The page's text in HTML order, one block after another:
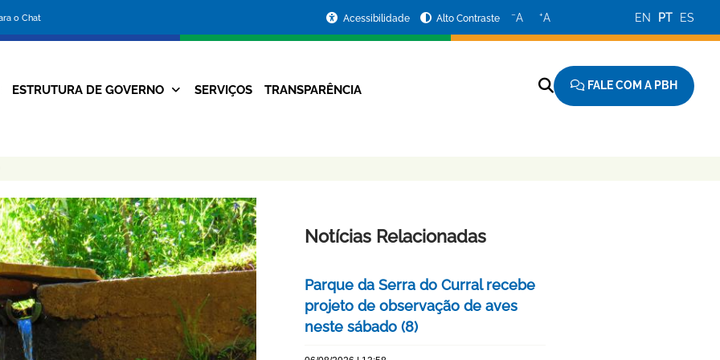
o Chat
da
Prefeitura
Acessibilidade Alto Contraste −A +A EN PT ES
Navegação
ESTRUTURA DE GOVERNO SERVIÇOS TRANSPARÊNCIA FALE COM A PBH
Notícias Relacionadas
Parque da Serra do Curral recebe
projeto de observação de aves
neste sábado (8)